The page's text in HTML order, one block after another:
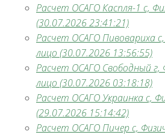
Расчет ОСАГО Каспля-1 с,
(30.07.2026 23:41:21)
Расчет ОСАГО Пивовариха с,
лицо (30.07.2026 13:56:55)
Расчет ОСАГО Свободный г,
лицо (30.07.2026 03:18:18)
Расчет ОСАГО Украинка с,
(29.07.2026 15:14:42)
Расчет ОСАГО Пичер с,